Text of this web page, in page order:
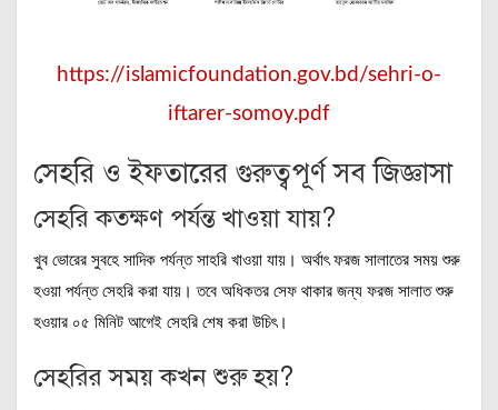
https://islamicfoundation.gov.bd/sehri-o-
iftarer-somoy.pdf
সেহরি ও ইফতারের গুরুত্বপূর্ণ সব জিজ্ঞাসা
সেহরি কতক্ষণ পর্যন্ত খাওয়া যায়?
খুব ভোরের সুবহে সাদিক পর্যন্ত সাহরি খাওয়া যায়। অর্থাৎ ফরজ সালাতের সময় শুরু
হওয়া পর্যন্ত সেহরি করা যায়। তবে অধিকতর সেফ থাকার জন্য ফরজ সালাত শুরু
হওয়ার ০৫ মিনিট আগেই সেহরি শেষ করা উচিৎ।
সেহরির সময় কখন শুরু হয়?